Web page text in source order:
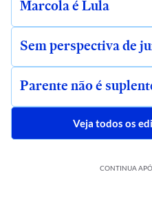
Marcola é Lula
Sem perspectiva de
Parente não é
Veja todos os
CONTINUA